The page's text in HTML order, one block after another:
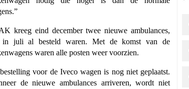
kreeg eind december twee nieuwe ambulances,
in juli al besteld waren. Met de komst van de
waren alle posten weer voorzien.
voor de Iveco wagen is nog niet geplaatst.
de nieuwe ambulances arriveren, wordt niet